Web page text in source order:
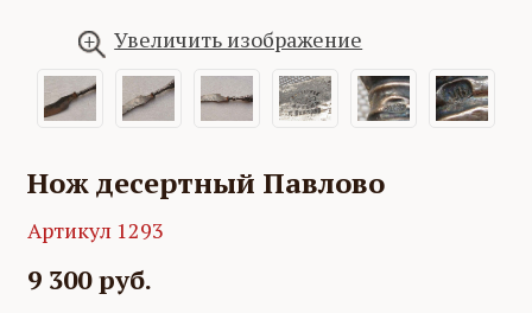
Увеличить изображение
Нож десертный Павлово
Артикул 1293
9 300 руб.